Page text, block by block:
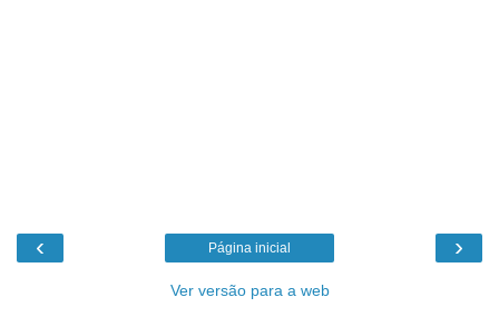
‹ ›
Página inicial
Ver versão para a web